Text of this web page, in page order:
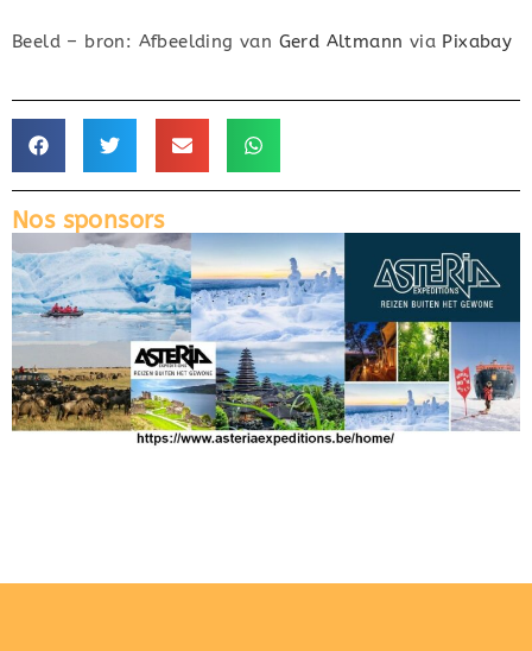
Beeld – bron: Afbeelding van Gerd Altmann via Pixabay
Nos sponsors